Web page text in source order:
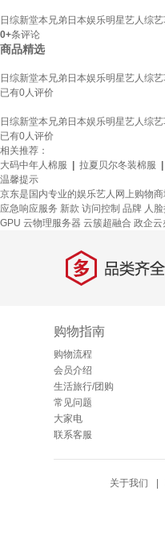
日综新堂本兄弟日本娱乐明星艺人综
0+条评论
商品精选
日综新堂本兄弟日本娱乐明星艺人综
已有0人评价
日综新堂本兄弟日本娱乐明星艺人综
已有0人评价
相关推荐：
大码中年人棉服
拉夏贝尔冬装棉服
温馨提示
京东是国内专业的娱乐艺人网上购物
应急响应服务 新款 访问控制 品牌 人
GPU 云物理服务器 云簇超融合 政企云
多 品类齐全
购物指南
购物流程
会员介绍
生活旅行/团购
常见问题
大家电
联系客服
关于我们